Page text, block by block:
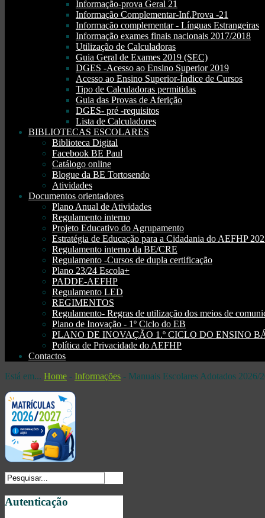
Informação-prova Geral 21
Informação Complementar-Inf.Prova -21
Informação complementar - Línguas Estrangeiras
Informação exames finais nacionais 2017/2018
Utilização de Calculadoras
Guia Geral de Exames 2019 (SEC)
DGES -Acesso ao Ensino Superior 2019
Acesso ao Ensino Superior-Índice de Cursos
Tipo de Calculadoras permitidas
Guia das Provas de Aferição
DGES- pré -requisitos
Lista de Calculadores
BIBLIOTECAS ESCOLARES
Biblioteca Digital
Facebook BE Paul
Catálogo online
Blogue da BE Tortosendo
Atividades
Documentos orientadores
Plano Anual de Atividades
Regulamento interno
Projeto Educativo do Agrupamento
Estratégia de Educação para a Cidadania do AEFHP
Regulamento interno da BE/CRE
Regulamento -Cursos de dupla certificação
Plano 23/24 Escola+
PADDE-AEFHP
Regulamento LED
REGIMENTOS
Regulamento- Regras de utilização dos meios de
Plano de Inovação - 1º Ciclo do EB
PLANO DE INOVAÇÃO 1.º CICLO DO ENSINO
Política de Privacidade do AEFHP
Contactos
Está em... Home - Informações - Manuais Escolares Adotados 2026/
Autenticação